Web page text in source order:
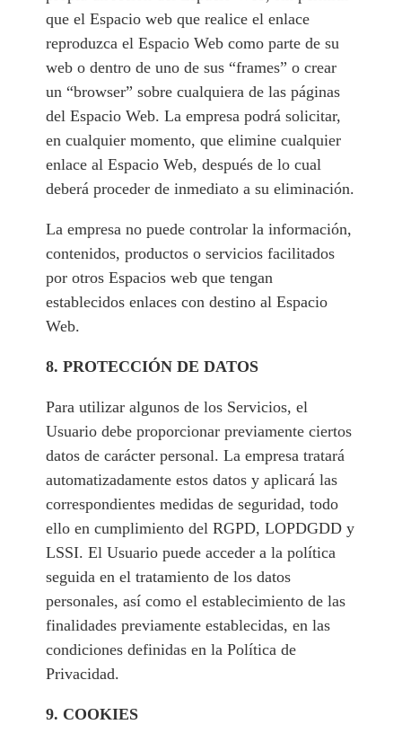
que el Espacio web que realice el enlace
reproduzca el Espacio Web como parte de su
web o dentro de uno de sus “frames” o crear
un “browser” sobre cualquiera de las páginas
del Espacio Web. La empresa podrá solicitar,
en cualquier momento, que elimine cualquier
enlace al Espacio Web, después de lo cual
deberá proceder de inmediato a su eliminación.
La empresa no puede controlar la información,
contenidos, productos o servicios facilitados
por otros Espacios web que tengan
establecidos enlaces con destino al Espacio
Web.
8. PROTECCIÓN DE DATOS
Para utilizar algunos de los Servicios, el
Usuario debe proporcionar previamente ciertos
datos de carácter personal. La empresa tratará
automatizadamente estos datos y aplicará las
correspondientes medidas de seguridad, todo
ello en cumplimiento del RGPD, LOPDGDD y
LSSI. El Usuario puede acceder a la política
seguida en el tratamiento de los datos
personales, así como el establecimiento de las
finalidades previamente establecidas, en las
condiciones definidas en la Política de
Privacidad.
9. COOKIES